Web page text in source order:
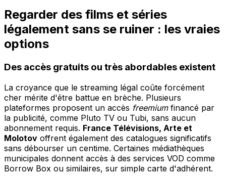
Regarder des films et séries
légalement sans se ruiner : les vraies
options
Des accès gratuits ou très abordables existent
La croyance que le streaming légal coûte forcément
cher mérite d'être battue en brèche. Plusieurs
plateformes proposent un accès freemiumfinancé par
la publicité, comme Pluto TV ou Tubi, sans aucun
abonnement requis. France Télévisions, Arte et
Molotov offrent également des catalogues significatifs
sans débourser un centime. Certaines médiathèques
municipales donnent accès à des services VOD comme
Borrow Box ou similaires, sur simple carte d'adhérent.